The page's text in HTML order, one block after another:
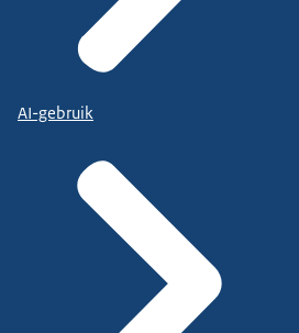
AI-gebruik